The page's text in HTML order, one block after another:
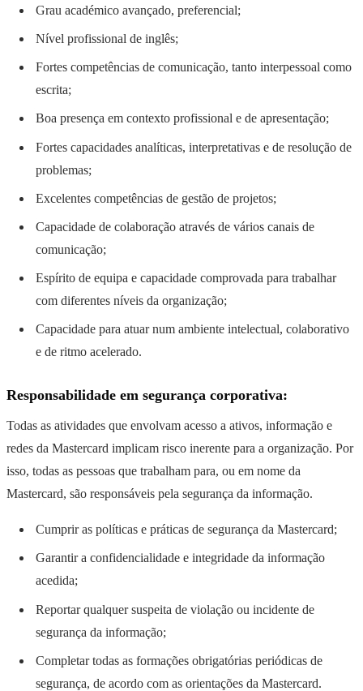
Grau académico avançado, preferencial;
Nível profissional de inglês;
Fortes competências de comunicação, tanto interpessoal como
escrita;
Boa presença em contexto profissional e de apresentação;
Fortes capacidades analíticas, interpretativas e de resolução de
problemas;
Excelentes competências de gestão de projetos;
Capacidade de colaboração através de vários canais de
comunicação;
Espírito de equipa e capacidade comprovada para trabalhar
com diferentes níveis da organização;
Capacidade para atuar num ambiente intelectual, colaborativo
e de ritmo acelerado.
Responsabilidade em segurança corporativa:
Todas as atividades que envolvam acesso a ativos, informação e
redes da Mastercard implicam risco inerente para a organização. Por
isso, todas as pessoas que trabalham para, ou em nome da
Mastercard, são responsáveis pela segurança da informação.
Cumprir as políticas e práticas de segurança da Mastercard;
Garantir a confidencialidade e integridade da informação
acedida;
Reportar qualquer suspeita de violação ou incidente de
segurança da informação;
Completar todas as formações obrigatórias periódicas de
segurança, de acordo com as orientações da Mastercard.